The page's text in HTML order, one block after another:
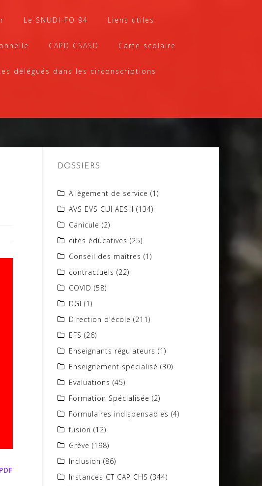
Le SNUDI-FO 94 Liens utiles
CAPD CSASD Carte scolaire
délégués dans les circonscriptions
DOSSIERS
Allègement de service (1)
AVS EVS CUI AESH (134)
Canicule (2)
cités éducatives (25)
Conseil des maîtres (1)
contractuels (22)
COVID (58)
DGI (1)
Direction d'école (211)
EFS (26)
Enseignants régulateurs (1)
Enseignement spécialisé (30)
Evaluations (45)
Formation Spécialisée (2)
Formulaires indispensables (4)
fusion (12)
Grève (198)
Inclusion (86)
Instances CT CAP CHS (344)